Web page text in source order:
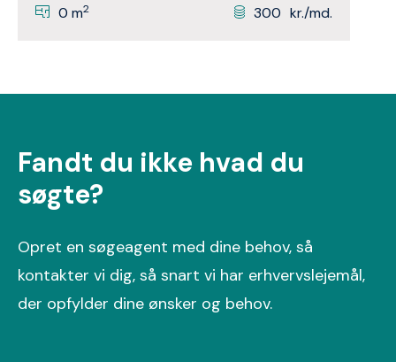
0 m2 300 kr./md.
Fandt du ikke hvad du
søgte?
Opret en søgeagent med dine behov, så
kontakter vi dig, så snart vi har erhvervslejemål,
der opfylder dine ønsker og behov.